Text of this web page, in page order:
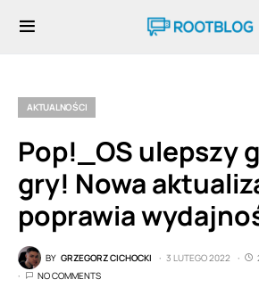
AKTUALNOŚCI
Pop!_OS ulepszy
gry! Nowa
poprawia
BY GRZEGORZ CICHOCKI 3 LUTEGO 2022
NO COMMENTS